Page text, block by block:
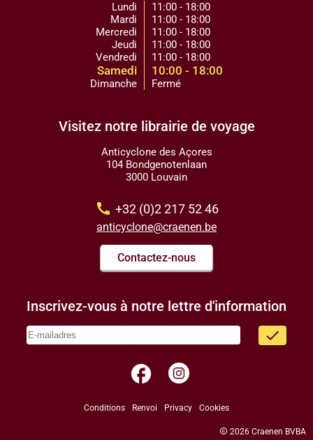
Lundi
Mardi
Mercredi
Jeudi
Vendredi
Samedi
Dimanche
11:00 - 18:00
11:00 - 18:00
11:00 - 18:00
11:00 - 18:00
11:00 - 18:00
10:00 - 18:00
Fermé
Visitez notre librairie de voyage
Anticyclone des Açores
104 Bondgenotenlaan
3000 Louvain
call +32 (0)2 217 52 46
anticyclone@craenen.be
Contactez-nous
Inscrivez-vous à notre lettre d'information
done
facebook
Conditions Renvoi Privacy Cookies
copyright 2026 Craenen BVBA